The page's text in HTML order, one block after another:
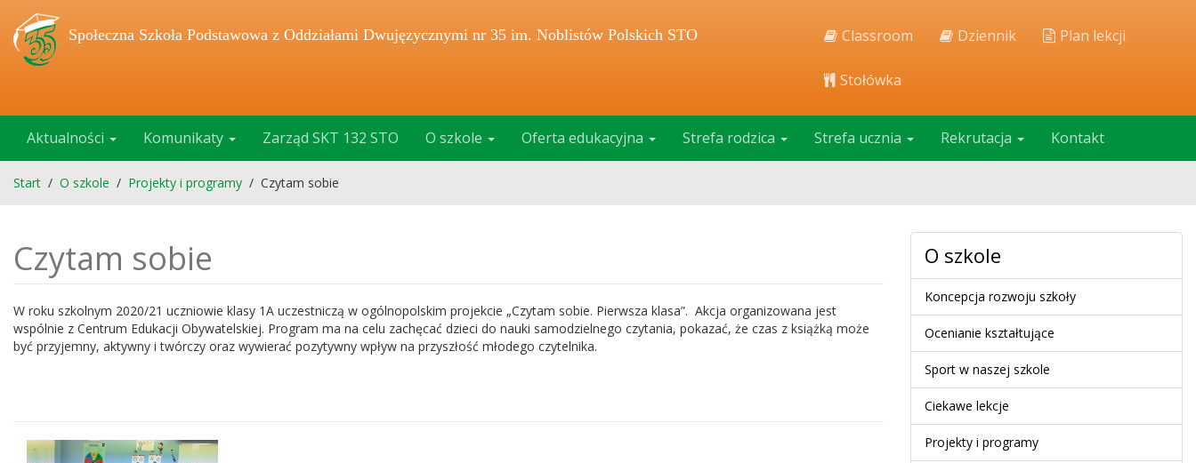
Społeczna Szkoła Podstawowa z Oddziałami Dwujęzycznymi nr 35 im. Noblistów Polskich STO Classroom Dziennik Plan lekcji
Stołówka
Aktualności Komunikaty Zarząd SKT 132 STO O szkole Oferta edukacyjna Strefa rodzica Strefa ucznia Rekrutacja Kontakt
Start / O szkole / Projekty i programy / Czytam sobie
Czytam sobie
W roku szkolnym 2020/21 uczniowie klasy 1A uczestniczą w ogólnopolskim projekcie „Czytam sobie. Pierwsza klasa”. Akcja organizowana jest
wspólnie z Centrum Edukacji Obywatelskiej. Program ma na celu zachęcać dzieci do nauki samodzielnego czytania, pokazać, że czas z książką może
być przyjemny, aktywny i twórczy oraz wywierać pozytywny wpływ na przyszłość młodego czytelnika.
O szkole
Koncepcja rozwoju szkoły
Ocenianie kształtujące
Sport w naszej szkole
Ciekawe lekcje
Projekty i programy